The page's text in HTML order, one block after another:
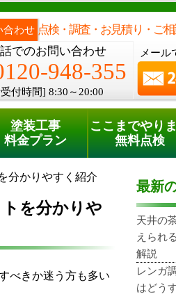
合わせ 点検・調査・お見積り・ご
でのお問い合わせ
948-355
付時間] 8:30～20:00
メール
電話でのご相談 [8:30～
phone0120-948-
塗装工事
料金プラン
ここまでやり
無料点検
分かりやすく紹介
を分かりや
べきか迷う方も多い
最新
天井の
えられ
解説
レンガ
はどう